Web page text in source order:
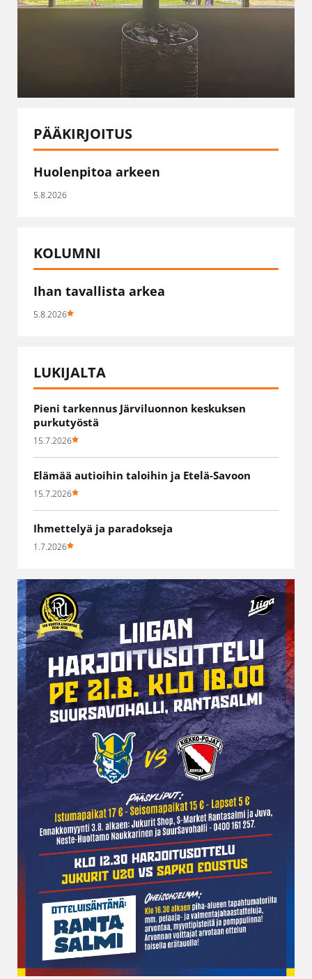
PÄÄKIRJOITUS
Huolenpitoa arkeen
5.8.2026
KOLUMNI
Ihan tavallista arkea
5.8.2026
LUKIJALTA
Pieni tarkennus Järviluonnon keskuksen
purkutyöstä
15.7.2026
Elämää autioihin taloihin ja Etelä-Savoon
15.7.2026
Ihmettelyä ja paradokseja
1.7.2026